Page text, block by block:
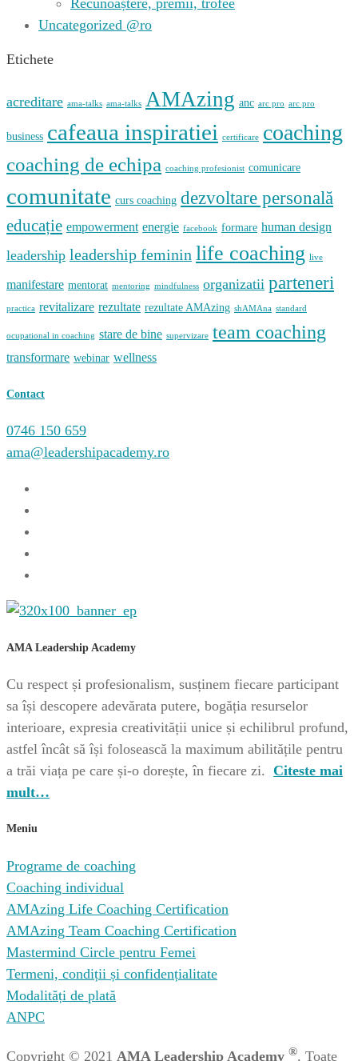
Recunoaștere, premii, trofee
Uncategorized @ro
Etichete
acreditare ama-talks ama-talks AMAzing anc arc pro arc pro
business cafeaua inspiratiei certificare coaching
coaching de echipa coaching profesionist comunicare
comunitate curs coaching dezvoltare personală
educație empowerment energie facebook formare human design
leadership leadership feminin life coaching live
manifestare mentorat mentoring mindfulness organizatii parteneri
practica revitalizare rezultate rezultate AMAzing shAMAna standard
ocupational in coaching stare de bine supervizare team coaching
transformare webinar wellness
Contact
0746 150 659
ama@leadershipacademy.ro
AMA Leadership Academy
Cu respect și profesionalism, susținem fiecare participant
sa își descopere adevărata putere, bogăția resurselor
interioare, expresia creativității unice și echilibrul profund,
astfel încât să își folosească la maximum abilitățile pentru
a trăi viața pe care și-o dorește, în fiecare zi. Citeste mai
mult…
Meniu
Programe de coaching
Coaching individual
AMAzing Life Coaching Certification
AMAzing Team Coaching Certification
Mastermind Circle pentru Femei
Termeni, condiții și confidențialitate
Modalități de plată
ANPC
Copyright © 2021 AMA Leadership Academy ®. Toate